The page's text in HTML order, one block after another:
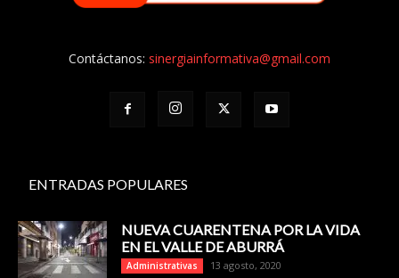
Contáctanos: sinergiainformativa@gmail.com
ENTRADAS POPULARES
NUEVA CUARENTENA POR LA VIDA
EN EL VALLE DE ABURRÁ
Administrativas 13 agosto, 2020